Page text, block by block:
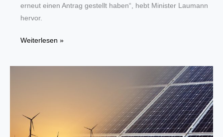
erneut einen Antrag gestellt haben“, hebt Minister Laumann
hervor.
Laumann
den
Azubis
Weiterlesen »